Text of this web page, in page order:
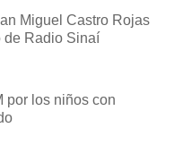
Miguel Castro Rojas
de Radio Sinaí
por los niños con